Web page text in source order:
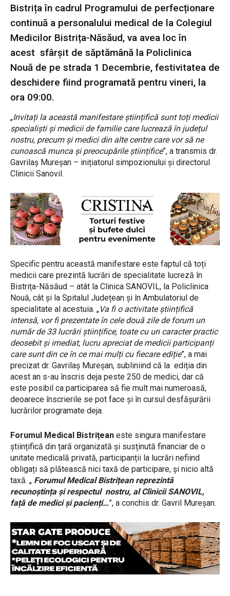
Bistrița în cadrul Programului de perfecționare
continuă a personalului medical de la Colegiul
Medicilor Bistrița-Năsăud, va avea loc în
acest sfârșit de săptămână la Policlinica
Nouă de pe strada 1 Decembrie, festivitatea de
deschidere fiind programată pentru vineri, la
ora 09:00.
„Invitați la această manifestare științifică sunt toți medicii
specialiști și medicii de familie care lucrează în județul
nostru, precum și medici din alte centre care vor să ne
cunoască munca și preocupările științifice”, a transmis dr.
Gavrilaș Mureșan – inițiatorul simpozionului și directorul
Clinicii Sanovil.
Specific pentru această manifestare este faptul că toți
medicii care prezintă lucrări de specialitate lucreză în
Bistrița-Năsăud – atât la Clinica SANOVIL, la Policlinica
Nouă, cât și la Spitalul Județean și în Ambulatoriul de
specialitate al acestuia. „Va fi o activitate științifică
intensă, vor fi prezentate în cele două zile de forum un
număr de 33 lucrări științifice, toate cu un caracter practic
deosebit și imediat, lucru apreciat de medicii participanți
care sunt din ce în ce mai mulți cu fiecare ediție”, a mai
precizat dr. Gavrilaș Mureșan, subliniind că la ediția din
acest an s-au înscris deja peste 250 de medici, dar că
este posibil ca participarea să fie mult mai numeroasă,
deoarece înscrierile se pot face și în cursul desfășurării
lucrărilor programate deja.
Forumul Medical Bistrițean este singura manifestare
științifică din țară organizată și susținută financiar de o
unitate medicală privată, participanții la lucrări nefiind
obligați să plătească nici taxă de participare, și nicio altă
taxă. „ Forumul Medical Bistrițean reprezintă
recunoștința și respectul nostru, al Clinicii SANOVIL,
față de medici și pacienți…”, a conchis dr. Gavril Mureșan.